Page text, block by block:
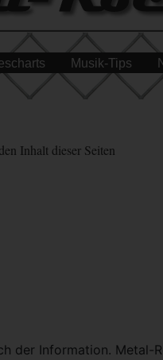
Musik-Tips
Inhalt dieser Seiten
der Information. Metal-